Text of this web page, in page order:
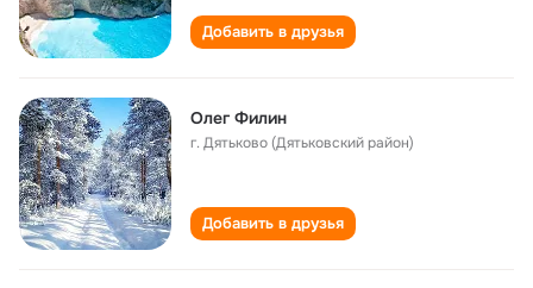
Добавить в друзья
Олег Филин
г. Дятьково (Дятьковский район)
Добавить в друзья